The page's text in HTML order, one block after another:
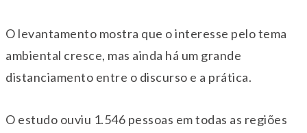
O levantamento mostra que o interesse pelo tema
ambiental cresce, mas ainda há um grande
distanciamento entre o discurso e a prática.
O estudo ouviu 1.546 pessoas em todas as regiões